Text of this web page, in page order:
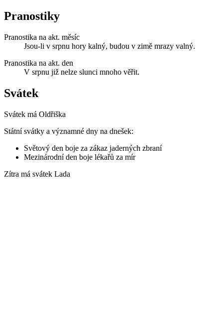
Pranostiky
Pranostika na akt. měsíc
Jsou-li v srpnu hory kalný, budou v zimě mrazy valný.
Pranostika na akt. den
V srpnu již nelze slunci mnoho věřit.
Svátek
Svátek má Oldřiška
Státní svátky a významné dny na dnešek:
Světový den boje za zákaz jaderných zbraní
Mezinárodní den boje lékařů za mír
Zítra má svátek Lada